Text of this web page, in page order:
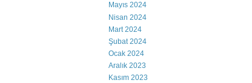
Mayıs 2024
Nisan 2024
Mart 2024
Şubat 2024
Ocak 2024
Aralık 2023
Kasım 2023